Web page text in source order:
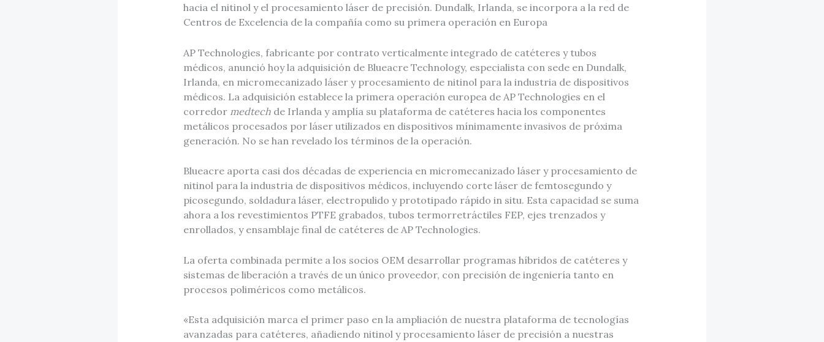
hacia el nitinol y el procesamiento láser de precisión. Dundalk, Irlanda, se incorpora a la red de
Centros de Excelencia de la compañía como su primera operación en Europa
AP Technologies, fabricante por contrato verticalmente integrado de catéteres y tubos
médicos, anunció hoy la adquisición de Blueacre Technology, especialista con sede en Dundalk,
Irlanda, en micromecanizado láser y procesamiento de nitinol para la industria de dispositivos
médicos. La adquisición establece la primera operación europea de AP Technologies en el
corredor medtechde Irlanda y amplía su plataforma de catéteres hacia los componentes
metálicos procesados por láser utilizados en dispositivos mínimamente invasivos de próxima
generación. No se han revelado los términos de la operación.
Blueacre aporta casi dos décadas de experiencia en micromecanizado láser y procesamiento de
nitinol para la industria de dispositivos médicos, incluyendo corte láser de femtosegundo y
picosegundo, soldadura láser, electropulido y prototipado rápido in situ. Esta capacidad se suma
ahora a los revestimientos PTFE grabados, tubos termorretráctiles FEP, ejes trenzados y
enrollados, y ensamblaje final de catéteres de AP Technologies.
La oferta combinada permite a los socios OEM desarrollar programas híbridos de catéteres y
sistemas de liberación a través de un único proveedor, con precisión de ingeniería tanto en
procesos poliméricos como metálicos.
«Esta adquisición marca el primer paso en la ampliación de nuestra plataforma de tecnologías
avanzadas para catéteres, añadiendo nitinol y procesamiento láser de precisión a nuestras